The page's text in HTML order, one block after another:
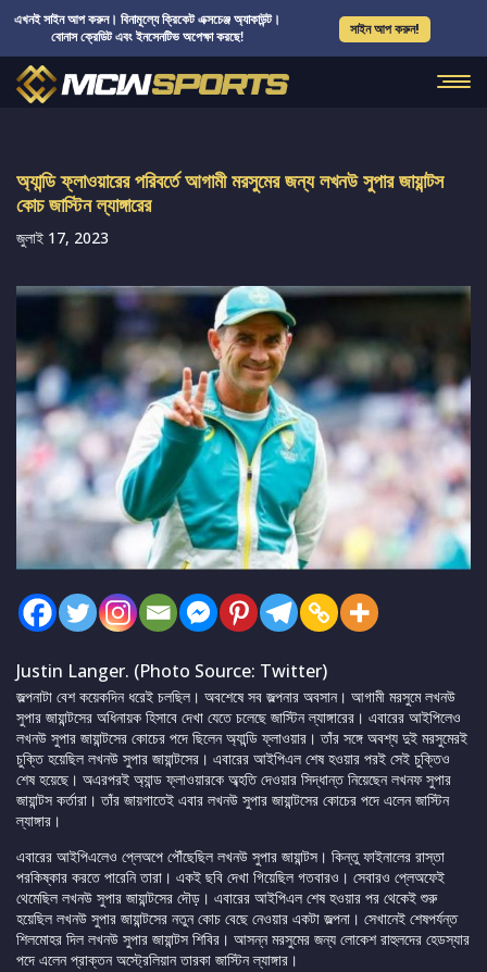
এখনই সাইন আপ করুন। বিনামূল্যে ক্রিকেট এক্সচেঞ্জ অ্যাকাউন্ট।
বোনাস ক্রেডিট এবং ইনসেনটিভ অপেক্ষা করছে!
সাইন আপ করুন!
অ্যান্ডি ফ্লাওয়ারের পরিবর্তে আগামী মরসুমের জন্য লখনউ সুপার জায়ান্টস
কোচ জাস্টিন ল্যাঙ্গারের
জুলাই 17, 2023
Justin Langer. (Photo Source: Twitter)
জল্পনাটা বেশ কয়েকদিন ধরেই চলছিল। অবশেষে সব জল্পনার অবসান। আগামী মরসুমে লখনউ
সুপার জায়ান্টসের অধিনায়ক হিসাবে দেখা যেতে চলেছে জাস্টিন ল্যাঙ্গারের। এবারের আইপিলেও
লখনউ সুপার জায়ান্টসের কোচের পদে ছিলেন অ্যান্ডি ফ্লাওয়ার। তাঁর সঙ্গে অবশ্য দুই মরসুমেরই
চুক্তি হয়েছিল লখনউ সুপার জায়ান্টসের। এবারের আইপিএল শেষ হওয়ার পরই সেই চুক্তিও
শেষ হয়েছে। অএরপরই অ্যান্ড ফ্লাওয়ারকে অব্হতি দেওয়ার সিদ্ধান্ত নিয়েছেন লখনফ সুপার
জায়ান্টস কর্তারা। তাঁর জায়গাতেই এবার লখনউ সুপার জায়ান্টসের কোচের পদে এলেন জাস্টিন
ল্যাঙ্গার।
এবারের আইপিএলেও প্লেঅপে পৌঁছেছিল লখনউ সুপার জায়ান্টস। কিন্তু ফাইনালের রাস্তা
পরকিষ্কার করতে পারেনি তারা। একই ছবি দেখা গিয়েছিল গতবারও। সেবারও প্লেঅফেই
থেমেছিল লখনউ সুপার জায়ান্টসের দৌড়়। এবারের আইপিএল শেষ হওয়ার পর থেকেই শুরু
হয়েছিল লখনউ সুপার জায়ান্টসের নতুন কোচ বেছে নেওয়ার একটা জল্পনা। সেখানেই শেষপর্যন্ত
শিলমোহর দিল লখনউ সুপার জায়ান্টস শিবির। আসন্ন মরসুমের জন্য লোকেশ রাহুলদের হেডস্যার
পদে এলেন প্রাক্তন অস্ট্রেলিয়ান তারকা জাস্টিন ল্যাঙ্গার।